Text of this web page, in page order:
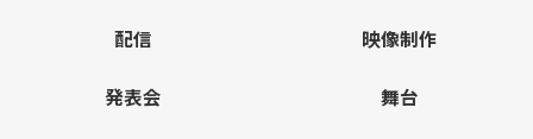
配信 映像制作
発表会 舞台